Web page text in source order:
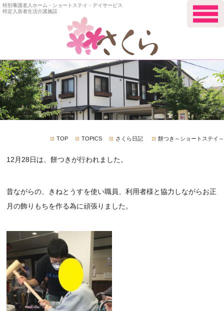
特別養護老人ホーム・ショートステイ・デイサービス
特定入居者生活介護施設
TOP TOPICS さくら日記 餅つき～ショートステイ～
12月28日は、餅つきが行われました。
昔ながらの、きねとうすを使い職員、利用者様と協力しながらお正
月の飾りもちを作る為に頑張りました。